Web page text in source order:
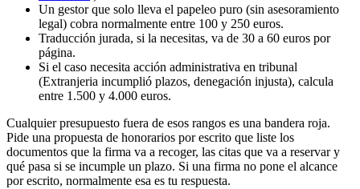
Un gestor que solo lleva el papeleo puro (sin asesoramiento
legal) cobra normalmente entre 100 y 250 euros.
Traducción jurada, si la necesitas, va de 30 a 60 euros por
página.
Si el caso necesita acción administrativa en tribunal
(Extranjeria incumplió plazos, denegación injusta), calcula
entre 1.500 y 4.000 euros.
Cualquier presupuesto fuera de esos rangos es una bandera roja.
Pide una propuesta de honorarios por escrito que liste los
documentos que la firma va a recoger, las citas que va a reservar y
qué pasa si se incumple un plazo. Si una firma no pone el alcance
por escrito, normalmente esa es tu respuesta.